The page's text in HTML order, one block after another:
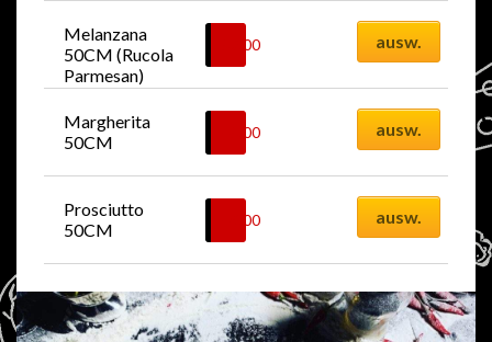
Melanzana
50CM (Rucola
Parmesan)
52.00 ausw.
Margherita
50CM
45.00 ausw.
Prosciutto
50CM
49.00 ausw.